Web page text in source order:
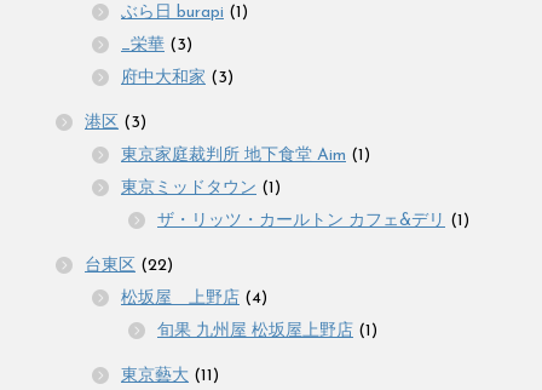
ぶら日 burapi (1)
_栄華 (3)
府中大和家 (3)
港区 (3)
東京家庭裁判所 地下食堂 Aim (1)
東京ミッドタウン (1)
ザ・リッツ・カールトン カフェ&デリ (1)
台東区 (22)
松坂屋 上野店 (4)
旬果 九州屋 松坂屋上野店 (1)
東京藝大 (11)